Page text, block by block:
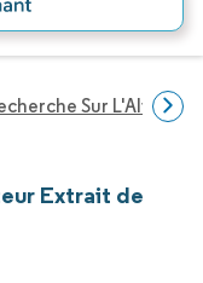
Sur
Extrait de